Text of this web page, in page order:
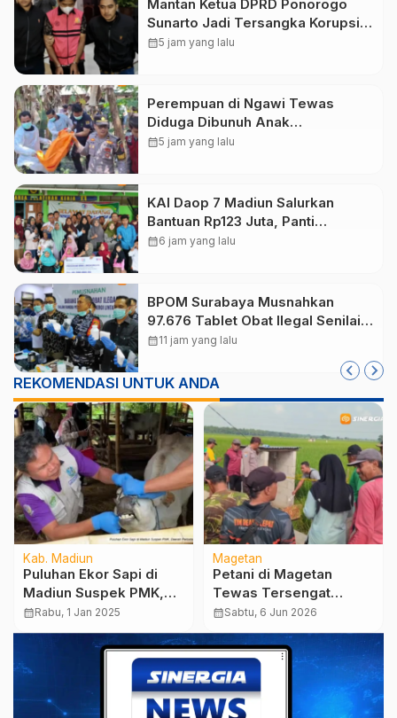
Mantan Ketua DPRD Ponorogo
Sunarto Jadi Tersangka Korupsi
Tunjangan Perumahan
calendar_month5 jam yang lalu
Perempuan di Ngawi Tewas
Diduga Dibunuh Anak
Kandungnya yang mengalami
calendar_month5 jam yang lalu
KAI Daop 7 Madiun Salurkan
Bantuan Rp123 Juta, Panti
Disabilitas hingga Reog Ponorogo
calendar_month6 jam yang lalu
BPOM Surabaya Musnahkan
97.676 Tablet Obat Ilegal Senilai
Rp540 Juta, Cegah
Pelajar
calendar_month11 jam yang lalu
REKOMENDASI UNTUK ANDA
Kab. Madiun
Puluhan Ekor Sapi di
Madiun Suspek PMK,
Daerah Perbatasan
Rawan Penularan
calendar_monthRabu, 1 Jan 2025
Magetan
Petani di Magetan
Tewas Tersengat
Listrik Saat Perbaiki
Pompa Air Sawah
calendar_monthSabtu, 6 Jun 2026